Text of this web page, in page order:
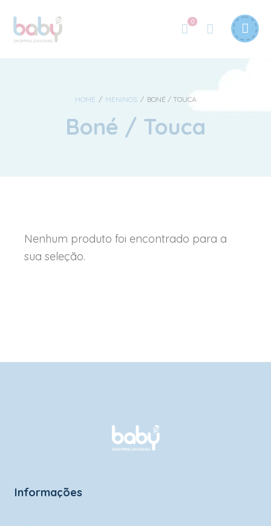
0
HOME / MENINOS / BONÉ / TOUCA
Boné / Touca
Nenhum produto foi encontrado para a
sua seleção.
Informações